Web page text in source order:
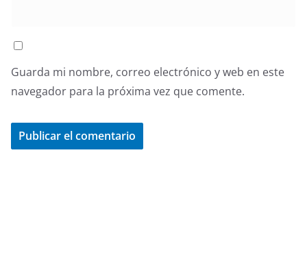
Guarda mi nombre, correo electrónico y web en este
navegador para la próxima vez que comente.